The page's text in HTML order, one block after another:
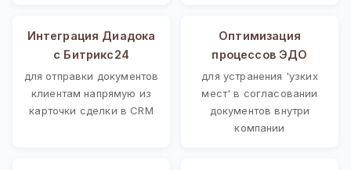
Интеграция Диадока
с Битрикс24
для отправки документов
клиентам напрямую из
карточки сделки в CRM
Оптимизация
процессов ЭДО
для устранения 'узких
мест' в согласовании
документов внутри
компании